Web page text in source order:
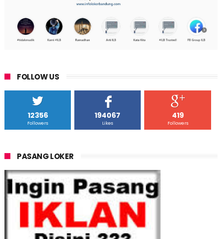
FOLLOW US
12356
Followers
194067
Likes
419
Followers
PASANG LOKER